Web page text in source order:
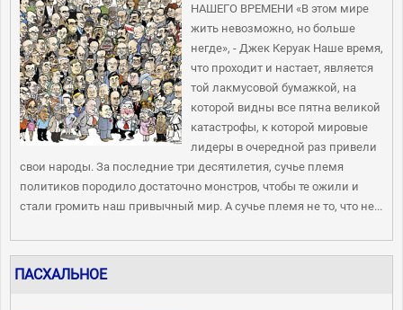
НАШЕГО ВРЕМЕНИ «В этом мире
жить невозможно, но больше
негде», - Джек Керуак Наше время,
что проходит и настает, является
той лакмусовой бумажкой, на
которой видны все пятна великой
катастрофы, к которой мировые
лидеры в очередной раз привели
свои народы. За последние три десятилетия, сучье племя
политиков породило достаточно монстров, чтобы те ожили и
стали громить наш привычный мир. А сучье племя не то, что не...
ПАСХАЛЬНОЕ